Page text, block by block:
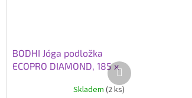
BODHI Jóga podložka
ECOPRO DIAMOND, 185 x
Skladem (2 ks)
Další
produkt